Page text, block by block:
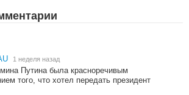
1 неделя назад
Путина была красноречивым
того, что хотел передать президент